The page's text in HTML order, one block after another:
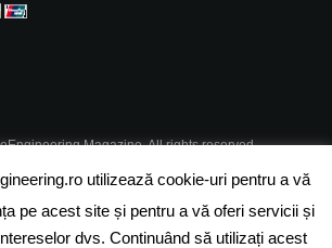
Magazine. All rights reserved.
ABONAMENT
POLITICA DE CONFIDENTIALITATE
utilizează cookie-uri pentru a vă
pe acest site și pentru a vă oferi servicii și
dvs. Continuând să utilizați acest